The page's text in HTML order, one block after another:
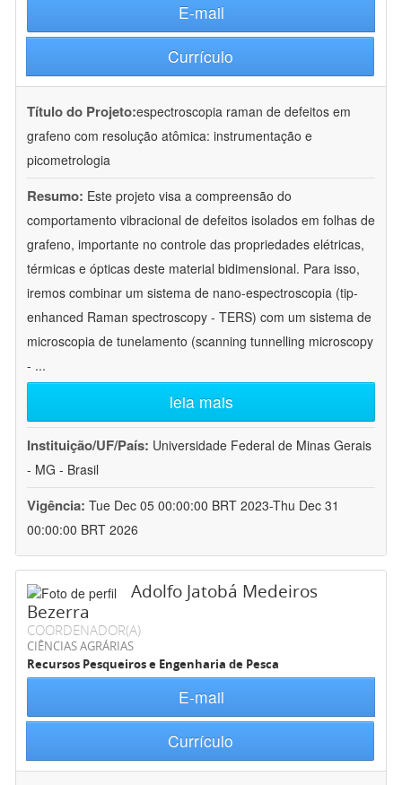
E-mail
Currículo
Título do Projeto:espectroscopia raman de defeitos em
grafeno com resolução atômica: instrumentação e
picometrologia
Resumo: Este projeto visa a compreensão do
comportamento vibracional de defeitos isolados em folhas de
grafeno, importante no controle das propriedades elétricas,
térmicas e ópticas deste material bidimensional. Para isso,
iremos combinar um sistema de nano-espectroscopia (tip-
enhanced Raman spectroscopy - TERS) com um sistema de
microscopia de tunelamento (scanning tunnelling microscopy
- ...
leia mais
Instituição/UF/País: Universidade Federal de Minas Gerais
- MG - Brasil
Vigência: Tue Dec 05 00:00:00 BRT 2023-Thu Dec 31
00:00:00 BRT 2026
Adolfo Jatobá Medeiros
Bezerra
COORDENADOR(A)
CIÊNCIAS AGRÁRIAS
Recursos Pesqueiros e Engenharia de Pesca
E-mail
Currículo